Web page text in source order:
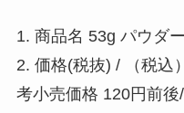
1. 商品名 53g パウダ
2. 価格(税抜) / （税込
考小売価格 120円前後/